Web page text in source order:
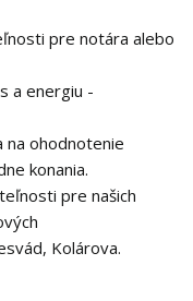
pre notára alebo
a energiu -
na ohodnotenie
konania.
pre našich
Kolárova.